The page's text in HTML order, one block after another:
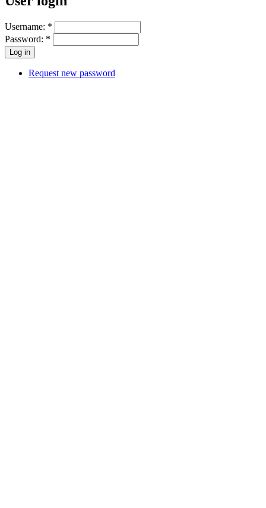
Username: *
Password: *
Request new password